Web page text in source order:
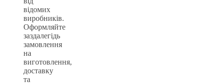
відомих
виробників.
Оформляйте
заздалегідь
замовлення
на
виготовлення,
доставку
та